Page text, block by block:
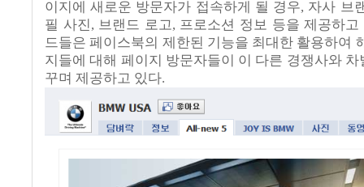
이지에 새로운 방문자가 접속하게 될 경우, 자사 브
필 사진 , 브랜드 로고, 프로소션 정보 등을 제공하고
드들은 페이스북의 제한된 기능을 최대한 활용하여
지들에 대해 페이지 방문자들이 이 다른 경쟁사와
꾸며 제공하고 있다.